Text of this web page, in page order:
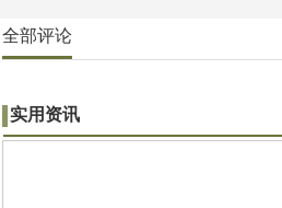
全部评论
实用资讯